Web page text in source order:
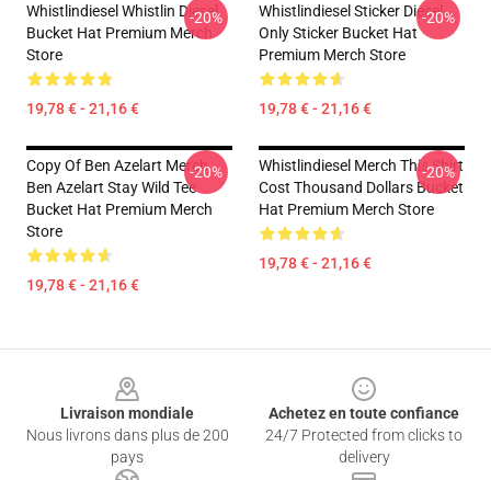
Whistlindiesel Whistlin Diesel
Bucket Hat Premium Merch
Store
19,78 € - 21,16 €
-20%
Whistlindiesel Sticker Diesel
Only Sticker Bucket Hat
Premium Merch Store
19,78 € - 21,16 €
-20%
Copy Of Ben Azelart Merch
Ben Azelart Stay Wild Tee
Bucket Hat Premium Merch
Store
19,78 € - 21,16 €
-20%
Whistlindiesel Merch This Shirt
Cost Thousand Dollars Bucket
Hat Premium Merch Store
19,78 € - 21,16 €
-20%
Livraison mondiale
Nous livrons dans plus de 200
pays
Achetez en toute confiance
24/7 Protected from clicks to
delivery